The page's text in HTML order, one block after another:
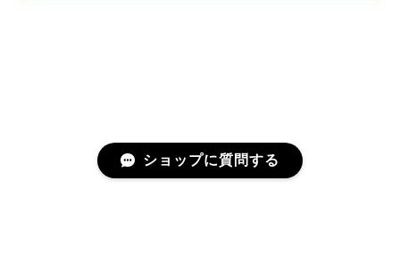
ショップに質問する